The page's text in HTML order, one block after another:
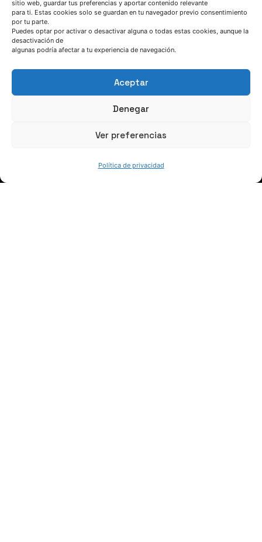
sitio web, guardar tus preferencias y aportar contenido relevante
para ti. Estas cookies solo se guardan en tu navegador previo consentimiento
por tu parte.
Puedes optar por activar o desactivar alguna o todas estas cookies, aunque la
desactivación de
algunas podría afectar a tu experiencia de navegación.
Aceptar
Denegar
Ver preferencias
Política de privacidad
HABLEMOS
Escríbenos